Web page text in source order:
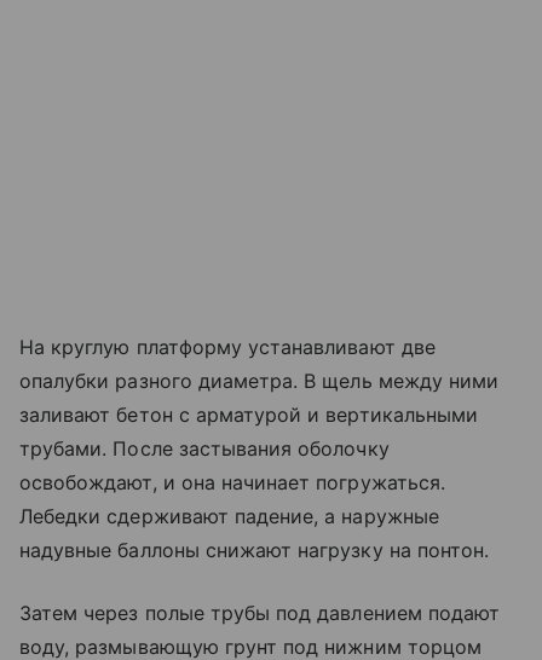
На круглую платформу устанавливают две
опалубки разного диаметра. В щель между ними
заливают бетон с арматурой и вертикальными
трубами. После застывания оболочку
освобождают, и она начинает погружаться.
Лебедки сдерживают падение, а наружные
надувные баллоны снижают нагрузку на понтон.
Затем через полые трубы под давлением подают
воду, размывающую грунт под нижним торцом